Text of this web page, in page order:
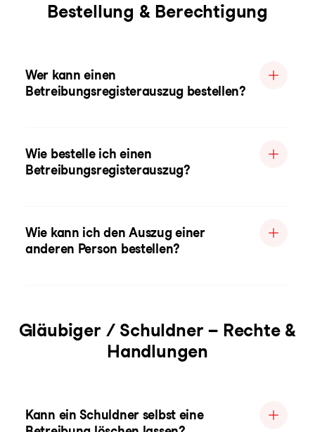
Bestellung & Berechtigung
Wer kann einen
Betreibungsregisterauszug bestellen?
Wie bestelle ich einen
Betreibungsregisterauszug?
Wie kann ich den Auszug einer
anderen Person bestellen?
Gläubiger / Schuldner – Rechte &
Handlungen
Kann ein Schuldner selbst eine